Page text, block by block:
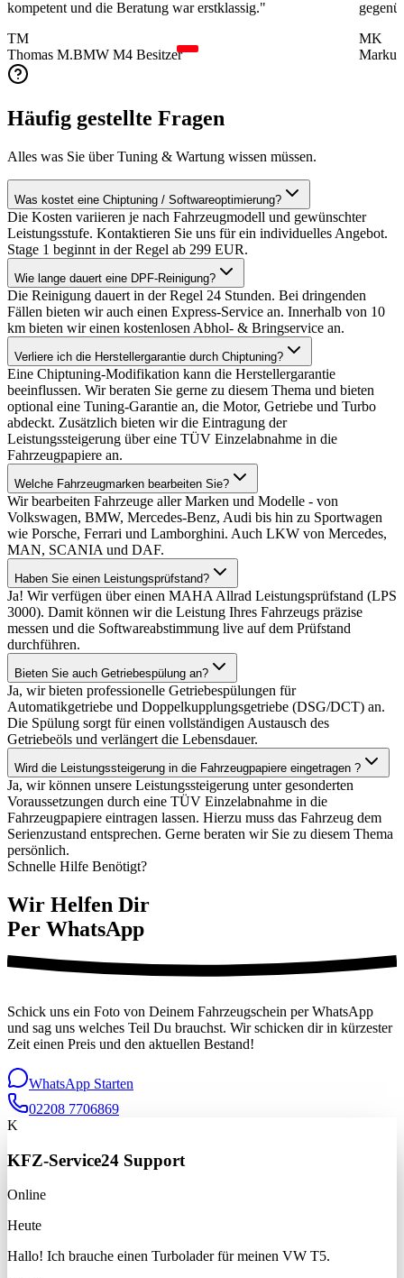
kompetent und die Beratung war erstklassig."
TM
Thomas M.BMW M4 Besitzer
MK
Häufig gestellte Fragen
Alles was Sie über Tuning & Wartung wissen müssen.
Was kostet eine Chiptuning / Softwareoptimierung?
Die Kosten variieren je nach Fahrzeugmodell und gewünschter
Leistungsstufe. Kontaktieren Sie uns für ein individuelles Angebot.
Stage 1 beginnt in der Regel ab 299 EUR.
Wie lange dauert eine DPF-Reinigung?
Die Reinigung dauert in der Regel 24 Stunden. Bei dringenden
Fällen bieten wir auch einen Express-Service an. Innerhalb von 10
km bieten wir einen kostenlosen Abhol- & Bringservice an.
Verliere ich die Herstellergarantie durch Chiptuning?
Eine Chiptuning-Modifikation kann die Herstellergarantie
beeinflussen. Wir beraten Sie gerne zu diesem Thema und bieten
optional eine Tuning-Garantie an, die Motor, Getriebe und Turbo
abdeckt. Zusätzlich bieten wir die Eintragung der
Leistungssteigerung über eine TÜV Einzelabnahme in die
Fahrzeugpapiere an.
Welche Fahrzeugmarken bearbeiten Sie?
Wir bearbeiten Fahrzeuge aller Marken und Modelle - von
Volkswagen, BMW, Mercedes-Benz, Audi bis hin zu Sportwagen
wie Porsche, Ferrari und Lamborghini. Auch LKW von Mercedes,
MAN, SCANIA und DAF.
Haben Sie einen Leistungsprüfstand?
Ja! Wir verfügen über einen MAHA Allrad Leistungsprüfstand (LPS
3000). Damit können wir die Leistung Ihres Fahrzeugs präzise
messen und die Softwareabstimmung live auf dem Prüfstand
durchführen.
Bieten Sie auch Getriebespülung an?
Ja, wir bieten professionelle Getriebespülungen für
Automatikgetriebe und Doppelkupplungsgetriebe (DSG/DCT) an.
Die Spülung sorgt für einen vollständigen Austausch des
Getriebeöls und verlängert die Lebensdauer.
Wird die Leistungssteigerung in die Fahrzeugpapiere eingetragen ?
Ja, wir können unsere Leistungssteigerung unter gesonderten
Voraussetzungen durch eine TÜV Einzelabnahme in die
Fahrzeugpapiere eintragen lassen. Hierzu muss das Fahrzeug dem
Serienzustand entsprechen. Gerne beraten wir Sie zu diesem Thema
persönlich.
Schnelle Hilfe Benötigt?
Wir Helfen Dir
Per WhatsApp
Schick uns ein Foto von Deinem Fahrzeugschein per WhatsApp
und sag uns welches Teil Du brauchst. Wir schicken dir in kürzester
Zeit einen Preis und den aktuellen Bestand!
WhatsApp Starten
02208 7706869
K
KFZ-Service24 Support
Online
Heute
Hallo! Ich brauche einen Turbolader für meinen VW T5.